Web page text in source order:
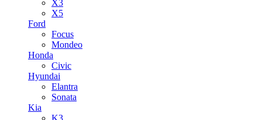
X3
X5
Ford
Focus
Mondeo
Honda
Civic
Hyundai
Elantra
Sonata
Kia
K3